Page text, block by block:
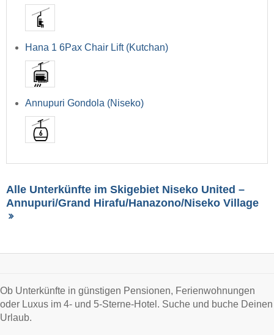
Hana 1 6Pax Chair Lift (Kutchan)
Annupuri Gondola (Niseko)
Alle Unterkünfte im Skigebiet Niseko United –
Annupuri/​Grand Hirafu/​Hanazono/​Niseko Village
Ob Unterkünfte in günstigen Pensionen, Ferienwohnungen
oder Luxus im 4- und 5-Sterne-Hotel. Suche und buche Deinen
Urlaub.